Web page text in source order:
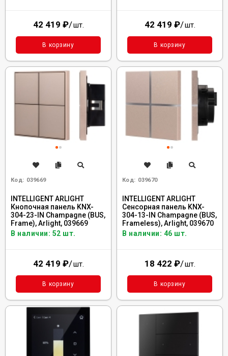
42 419 ₽/шт.
В корзину
42 419 ₽/шт.
В корзину
Код: 039669
INTELLIGENT ARLIGHT
Кнопочная панель KNX-
304-23-IN Champagne (BUS,
Frame), Arlight, 039669
В наличии: 52 шт.
42 419 ₽/шт.
В корзину
Код: 039670
INTELLIGENT ARLIGHT
Сенсорная панель KNX-
304-13-IN Champagne (BUS,
Frameless), Arlight, 039670
В наличии: 46 шт.
18 422 ₽/шт.
В корзину